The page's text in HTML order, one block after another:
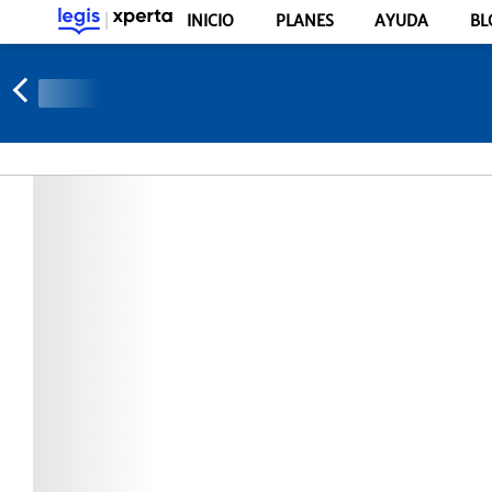
INICIO PLANES AYUDA